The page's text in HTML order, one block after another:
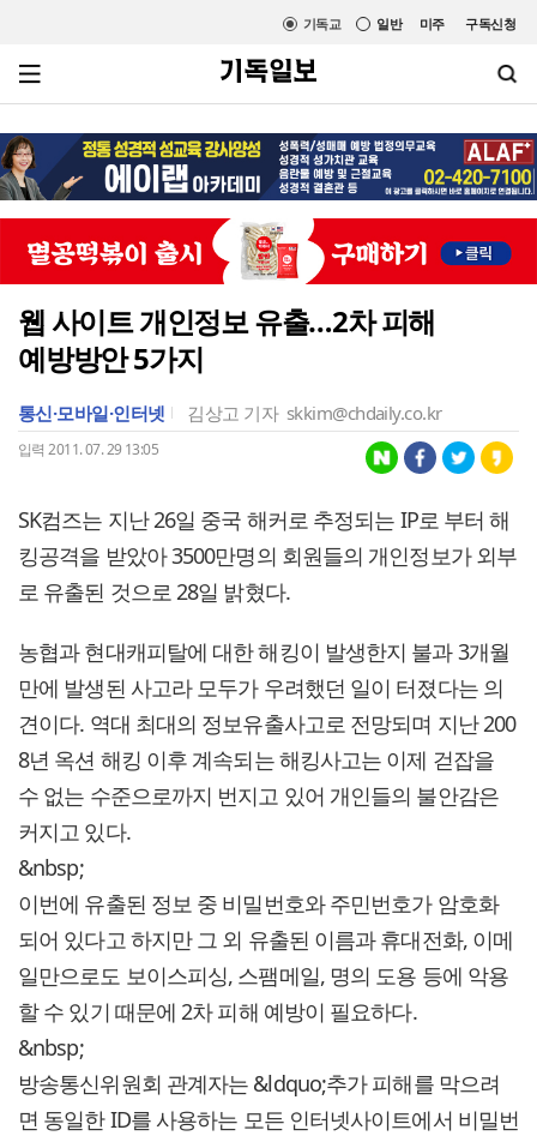
미주 구독신청
일반
기독교
웹 사이트 개인정보 유출…2차 피해
예방방안 5가지
통신·모바일·인터넷 김상고 기자 skkim@chdaily.co.kr
입력 2011. 07. 29 13:05
SK컴즈는 지난 26일 중국 해커로 추정되는 IP로 부터 해
킹공격을 받았아 3500만명의 회원들의 개인정보가 외부
로 유출된 것으로 28일 밝혔다.
농협과 현대캐피탈에 대한 해킹이 발생한지 불과 3개월
만에 발생된 사고라 모두가 우려했던 일이 터졌다는 의
견이다. 역대 최대의 정보유출사고로 전망되며 지난 200
8년 옥션 해킹 이후 계속되는 해킹사고는 이제 걷잡을
수 없는 수준으로까지 번지고 있어 개인들의 불안감은
커지고 있다.
&nbsp;
이번에 유출된 정보 중 비밀번호와 주민번호가 암호화
되어 있다고 하지만 그 외 유출된 이름과 휴대전화, 이메
일만으로도 보이스피싱, 스팸메일, 명의 도용 등에 악용
할 수 있기 때문에 2차 피해 예방이 필요하다.
&nbsp;
방송통신위원회 관계자는 &ldquo;추가 피해를 막으려
면 동일한 ID를 사용하는 모든 인터넷사이트에서 비밀번